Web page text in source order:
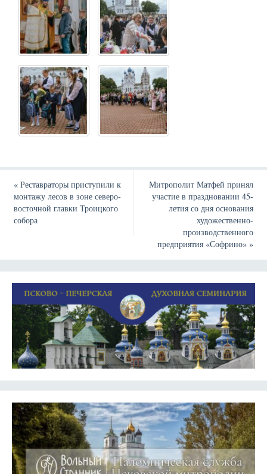
«Реставраторы приступили к
монтажу лесов в зоне северо-
восточной главки Троицкого
собора
Митрополит Матфей принял
участие в праздновании 45-
летия со дня основания
художественно-
производственного
предприятия «Софрино»»